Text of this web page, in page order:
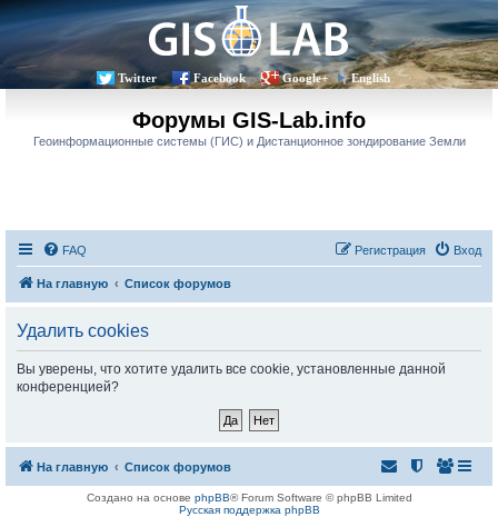
Twitter Facebook Google+ English
Форумы GIS-Lab.info
Геоинформационные системы (ГИС) и Дистанционное зондирование Земли
FAQ Вход
Регистрация
На главную Список форумов
Удалить cookies
Вы уверены, что хотите удалить все cookie, установленные данной
конференцией?
На главную Список форумов
Создано на основе phpBB® Forum Software © phpBB Limited
Русская поддержка phpBB